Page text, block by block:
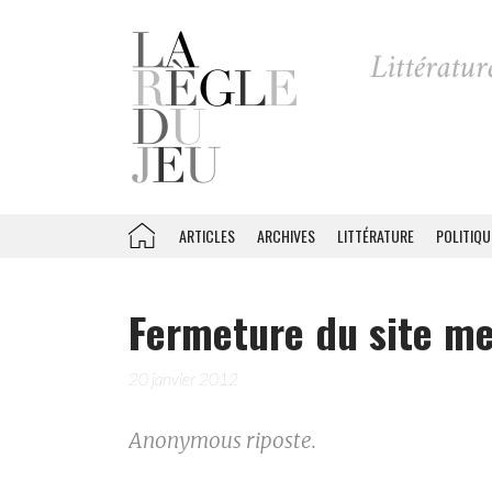
ARTICLES ARCHIVES LITTÉRATURE
Fermeture du site
20 janvier 2012
Anonymous riposte.